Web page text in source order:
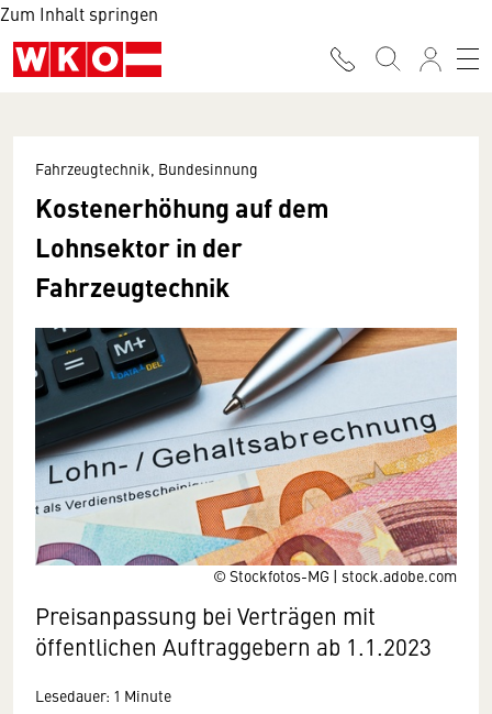
Zum Inhalt springen
© Stockfotos-MG | stock.adobe.com
Fahrzeugtechnik, Bundesinnung
Kostenerhöhung auf dem
Lohnsektor in der
Fahrzeugtechnik
Preisanpassung bei Verträgen mit
öffentlichen Auftraggebern ab 1.1.2023
Lesedauer: 1 Minute